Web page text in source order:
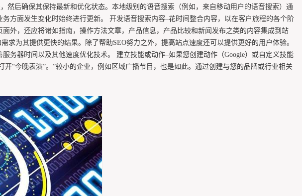
然后确保其保持最新和优化状态。本地级别的语音搜索（例如，来自移动用户的语音搜索）通
方面发生变化时始终进行更新。 开发语音搜索内容–花时间整合内容，以在客户旅程的各个阶
外，还应将诸如指南，操作方法文章，产品信息，产品比较和新闻发布之类的内容集成到站
为其提供更快的结果。除了帮助SEO努力之外，提高站点速度还可以提供更好的用户体验。
务器时间以及其他速度优化技术。 建立技能或动作–如果您创建动作（Google）或自定义技能
“今晚表演”。”较小的企业，例如区域广播节目，也是如此。通过创建与您的品牌或行业相关